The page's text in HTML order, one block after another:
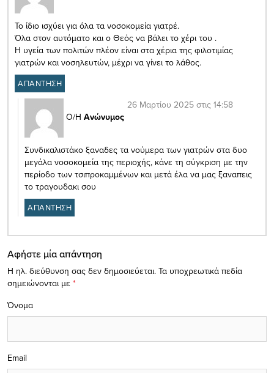
Το ίδιο ισχύει για όλα τα νοσοκομεία γιατρέ.
Όλα στον αυτόματο και ο Θεός να βάλει το χέρι του .
Η υγεία των πολιτών πλέον είναι στα χέρια της φιλοτιμίας
γιατρών και νοσηλευτών, μέχρι να γίνει το λάθος.
ΑΠΑΝΤΗΣΗ
Ο/Η Ανώνυμος
26 Μαρτίου 2025 στις 14:58
Συνδικαλιστάκο ξαναδες τα νούμερα των γιατρών στα δυο
μεγάλα νοσοκομεία της περιοχής, κάνε τη σύγκριση με την
περίοδο των τσιπροκαμμένων και μετά έλα να μας ξαναπεις
το τραγουδακι σου
ΑΠΑΝΤΗΣΗ
Αφήστε μία απάντηση
Η ηλ. διεύθυνση σας δεν δημοσιεύεται. Τα υποχρεωτικά πεδία
σημειώνονται με *
Όνομα
Email